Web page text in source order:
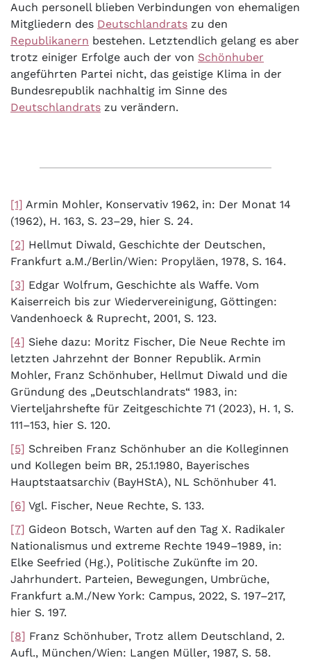
Auch personell blieben Verbindungen von ehemaligen
Mitgliedern des Deutschlandrats zu den
Republikanern bestehen. Letztendlich gelang es aber
trotz einiger Erfolge auch der von Schönhuber
angeführten Partei nicht, das geistige Klima in der
Bundesrepublik nachhaltig im Sinne des
Deutschlandrats zu verändern.
[1] Armin Mohler, Konservativ 1962, in: Der Monat 14
(1962), H. 163, S. 23–29, hier S. 24.
[2] Hellmut Diwald, Geschichte der Deutschen,
Frankfurt a.M./Berlin/Wien: Propyläen, 1978, S. 164.
[3] Edgar Wolfrum, Geschichte als Waffe. Vom
Kaiserreich bis zur Wiedervereinigung, Göttingen:
Vandenhoeck & Ruprecht, 2001, S. 123.
[4] Siehe dazu: Moritz Fischer, Die Neue Rechte im
letzten Jahrzehnt der Bonner Republik. Armin
Mohler, Franz Schönhuber, Hellmut Diwald und die
Gründung des „Deutschlandrats“ 1983, in:
Vierteljahrshefte für Zeitgeschichte 71 (2023), H. 1, S.
111–153, hier S. 120.
[5] Schreiben Franz Schönhuber an die Kolleginnen
und Kollegen beim BR, 25.1.1980, Bayerisches
Hauptstaatsarchiv (BayHStA), NL Schönhuber 41.
[6] Vgl. Fischer, Neue Rechte, S. 133.
[7] Gideon Botsch, Warten auf den Tag X. Radikaler
Nationalismus und extreme Rechte 1949–1989, in:
Elke Seefried (Hg.), Politische Zukünfte im 20.
Jahrhundert. Parteien, Bewegungen, Umbrüche,
Frankfurt a.M./New York: Campus, 2022, S. 197–217,
hier S. 197.
[8] Franz Schönhuber, Trotz allem Deutschland, 2.
Aufl., München/Wien: Langen Müller, 1987, S. 58.